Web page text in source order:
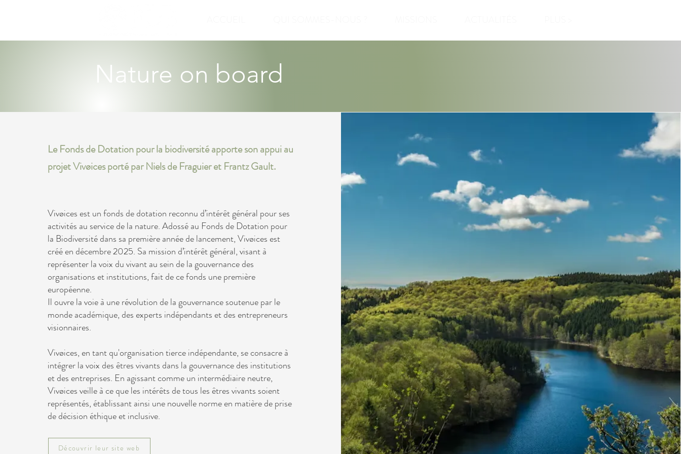
Nature on board
Le Fonds de Dotation pour la biodiversité apporte son appui au
projet Vivøices porté par Niels de Fraguier et Frantz Gault.
Vivøices est un fonds de dotation reconnu d’intérêt général pour ses
activités au service de la nature. Adossé au Fonds de Dotation pour
la Biodiversité dans sa première année de lancement, Vivøices est
créé en décembre 2025. Sa mission d’intérêt général, visant à
représenter la voix du vivant au sein de la gouvernance des
organisations et institutions, fait de ce fonds une première
européenne.
Il ouvre la voie à une révolution de la gouvernance soutenue par le
monde académique, des experts indépendants et des entrepreneurs
visionnaires.
Vivøices, en tant qu'organisation tierce indépendante, se consacre à
intégrer la voix des êtres vivants dans la gouvernance des institutions
et des entreprises. En agissant comme un intermédiaire neutre,
Vivøices veille à ce que les intérêts de tous les êtres vivants soient
représentés, établissant ainsi une nouvelle norme en matière de prise
de décision éthique et inclusive.
Découvrir leur site web